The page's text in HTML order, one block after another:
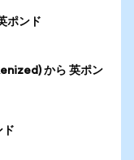
ポンド
から 英ポン
ド